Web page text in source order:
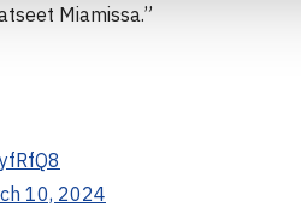
Miamissa.”
10, 2024